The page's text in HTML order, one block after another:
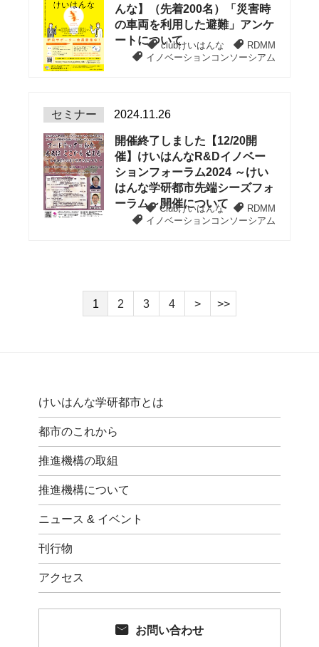
んな】（先着200名）「災害時
の車両を利用した避難」アンケ
ートについてclubけいはんな
RDMM
イノベーションコンソーシアム
セミナー 2024.11.26
開催終了しました【12/20開
催】けいはんなR&Dイノベー
ションフォーラム2024 ～けい
はんな学研都市先端シーズフォ
ーラム～開催について
Clubけいはんな
RDMM
イノベーションコンソーシアム
1 2 3 4 > >>
けいはんな学研都市とは
都市のこれから
推進機構の取組
推進機構について
ニュース & イベント
刊行物
アクセス
お問い合わせ